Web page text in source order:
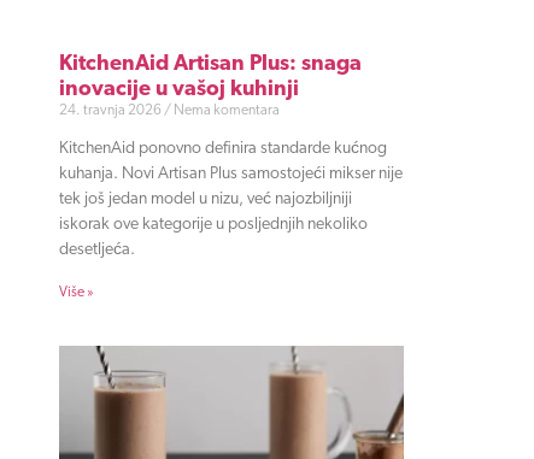
KitchenAid Artisan Plus: snaga
inovacije u vašoj kuhinji
24. travnja 2026 Nema komentara
KitchenAid ponovno definira standarde kućnog
kuhanja. Novi Artisan Plus samostojeći mikser nije
tek još jedan model u nizu, već najozbiljniji
iskorak ove kategorije u posljednjih nekoliko
desetljeća.
Više »